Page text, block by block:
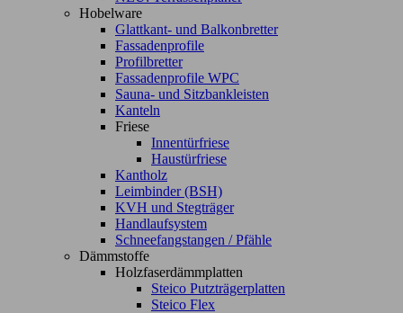
Hobelware
Glattkant- und Balkonbretter
Fassadenprofile
Profilbretter
Fassadenprofile WPC
Sauna- und Sitzbankleisten
Kanteln
Friese
Innentürfriese
Haustürfriese
Kantholz
Leimbinder (BSH)
KVH und Stegträger
Handlaufsystem
Schneefangstangen / Pfähle
Dämmstoffe
Holzfaserdämmplatten
Steico Putzträgerplatten
Steico Flex